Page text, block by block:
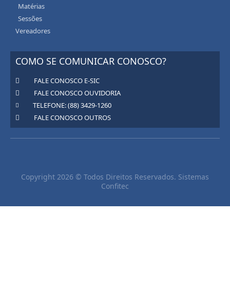
Matérias
Sessões
Vereadores
COMO SE COMUNICAR CONOSCO?
FALE CONOSCO E-SIC
FALE CONOSCO OUVIDORIA
TELEFONE: (88) 3429-1260
FALE CONOSCO OUTROS
Copyright 2026 © Todos Direitos Reservados. Sistemas
Confitec